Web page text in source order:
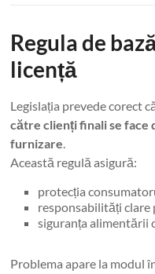
Regula de
licență
Legislația prevede corect
către clienți finali se face
furnizare.
Această regulă asigură:
protecția
responsabilități
siguranța alimentării
Problema apare la modul